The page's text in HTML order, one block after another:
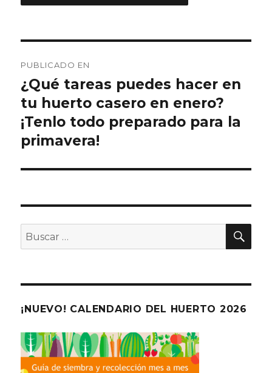
de
entradas
PUBLICADO EN
¿Qué tareas puedes hacer en
tu huerto casero en enero?
¡Tenlo todo preparado para la
primavera!
Buscar
por:
¡NUEVO! CALENDARIO DEL HUERTO 2026